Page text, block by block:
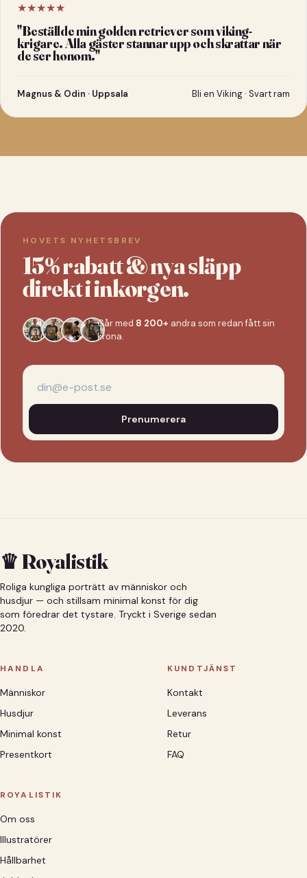
★★★★★
"Beställde min golden retriever som viking-
krigare. Alla gäster stannar upp och skrattar när
de ser honom."
Magnus & Odin · Uppsala Bli en Viking · Svart ram
HOVETS NYHETSBREV
15% rabatt & nya släpp
direkt i inkorgen.
Går med 8 200+ andra som redan fått sin
krona.
Prenumerera
♛ Royalistik
Roliga kungliga porträtt av människor och
husdjur — och stillsam minimal konst för dig
som föredrar det tystare. Tryckt i Sverige sedan
2020.
HANDLA
Människor
Husdjur
Minimal konst
Presentkort
KUNDTJÄNST
Kontakt
Leverans
Retur
FAQ
ROYALISTIK
Om oss
Illustratörer
Hållbarhet